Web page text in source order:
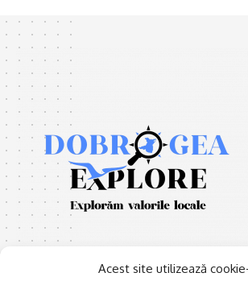
Acest site utilizează